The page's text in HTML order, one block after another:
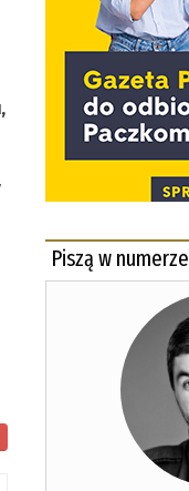
Piszą w numerze